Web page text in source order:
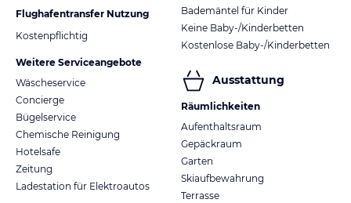
Flughafentransfer Nutzung
Kostenpflichtig
Weitere Serviceangebote
Wäscheservice
Concierge
Bügelservice
Chemische Reinigung
Hotelsafe
Zeitung
Ladestation für Elektroautos
Bademäntel für Kinder
Keine Baby-/Kinderbetten
Kostenlose Baby-/Kinderbetten
Ausstattung
Räumlichkeiten
Aufenthaltsraum
Gepäckraum
Garten
Skiaufbewahrung
Terrasse